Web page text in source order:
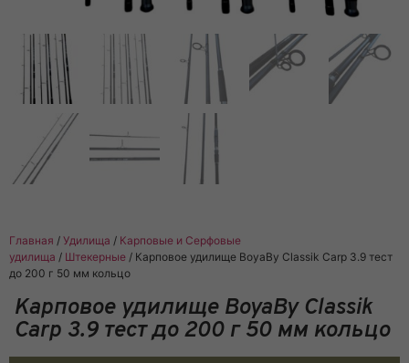
Главная / Удилища / Карповые и Серфовые
удилища / Штекерные / Карповое удилище BoyaBy Classik Carp 3.9 тест
до 200 г 50 мм кольцо
Карповое удилище BoyaBy Classik
Carp 3.9 тест до 200 г 50 мм кольцо